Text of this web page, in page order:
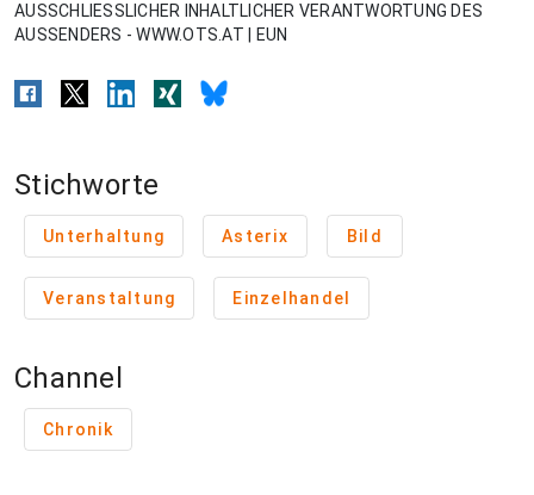
AUSSCHLIESSLICHER INHALTLICHER VERANTWORTUNG DES
AUSSENDERS - WWW.OTS.AT | EUN
Stichworte
Unterhaltung Asterix Bild
Veranstaltung Einzelhandel
Channel
Chronik